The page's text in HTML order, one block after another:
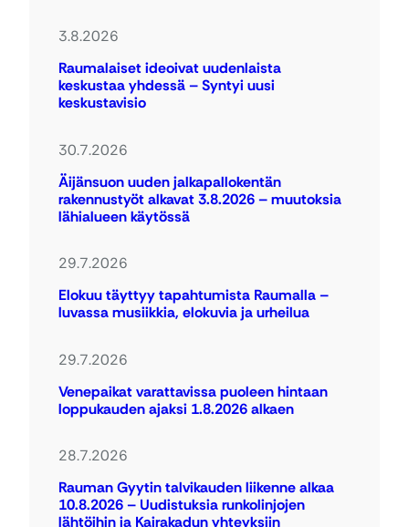
3.8.2026
Raumalaiset ideoivat uudenlaista
keskustaa yhdessä – Syntyi uusi
keskustavisio
30.7.2026
Äijänsuon uuden jalkapallokentän
rakennustyöt alkavat 3.8.2026 – muutoksia
lähialueen käytössä
29.7.2026
Elokuu täyttyy tapahtumista Raumalla –
luvassa musiikkia, elokuvia ja urheilua
29.7.2026
Venepaikat varattavissa puoleen hintaan
loppukauden ajaksi 1.8.2026 alkaen
28.7.2026
Rauman Gyytin talvikauden liikenne alkaa
10.8.2026 – Uudistuksia runkolinjojen
lähtöihin ja Kairakadun yhteyksiin